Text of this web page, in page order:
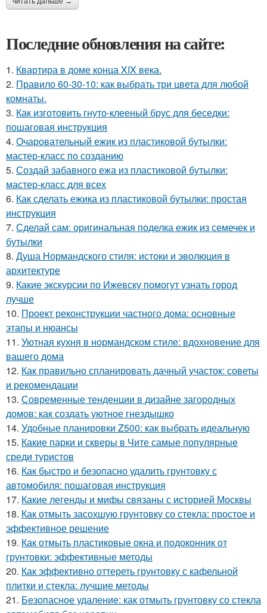
Последние обновления на сайте:
1. Квартира в доме конца XIX века.
2. Правило 60-30-10: как выбрать три цвета для любой
комнаты.
3. Как изготовить гнуто-клееный брус для беседки:
пошаговая инструкция
4. Очаровательный ежик из пластиковой бутылки:
мастер-класс по созданию
5. Создай забавного ежа из пластиковой бутылки:
мастер-класс для всех
6. Как сделать ежика из пластиковой бутылки: простая
инструкция
7. Сделай сам: оригинальная поделка ежик из семечек и
бутылки
8. Душа Нормандского стиля: истоки и эволюция в
архитектуре
9. Какие экскурсии по Ижевску помогут узнать город
лучше
10. Проект реконструкции частного дома: основные
этапы и нюансы
11. Уютная кухня в нормандском стиле: вдохновение для
вашего дома
12. Как правильно спланировать дачный участок: советы
и рекомендации
13. Современные тенденции в дизайне загородных
домов: как создать уютное гнездышко
14. Удобные планировки Z500: как выбрать идеальную
15. Какие парки и скверы в Чите самые популярные
среди туристов
16. Как быстро и безопасно удалить грунтовку с
автомобиля: пошаговая инструкция
17. Какие легенды и мифы связаны с историей Москвы
18. Как отмыть засохшую грунтовку со стекла: простое и
эффективное решение
19. Как отмыть пластиковые окна и подоконник от
грунтовки: эффективные методы
20. Как эффективно оттереть грунтовку с кафельной
плитки и стекла: лучшие методы
21. Безопасное удаление: как отмыть грунтовку со стекла